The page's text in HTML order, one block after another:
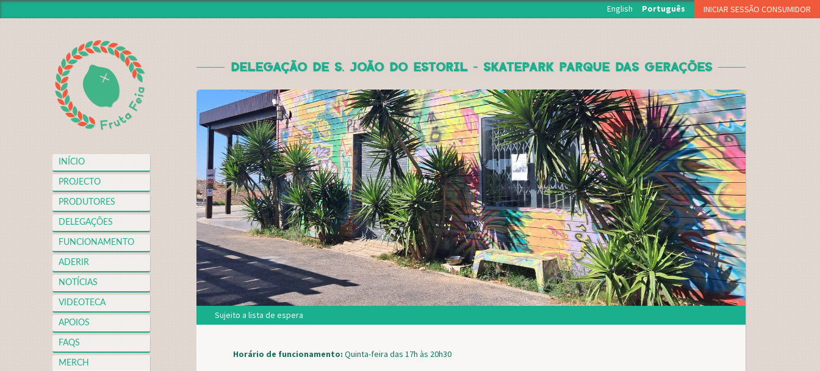
INICIAR SESSÃO CONSUMIDOR
PROJECTO
PRODUTORES
DELEGAÇÕES
FUNCIONAMENTO
VIDEOTECA
CONTACTO
NOME DE UTILIZADOR OU EMAIL
PALAVRA-PASSE*
CAPTCHA
Esqueci a palavra-passe
Inscreva-se como consumidor!!
English Português
INÍCIO
PROJECTO
PRODUTORES
DELEGAÇÕES
FUNCIONAMENTO
ADERIR
NOTÍCIAS
VIDEOTECA
APOIOS
FAQS
MERCH
DELEGAÇÃO DE S. JOÃO DO ESTORIL - SKATEPARK PARQUE DAS GERAÇÕES
Sujeito a lista de espera
Horário de funcionamento: Quinta-feira das 17h às 20h30